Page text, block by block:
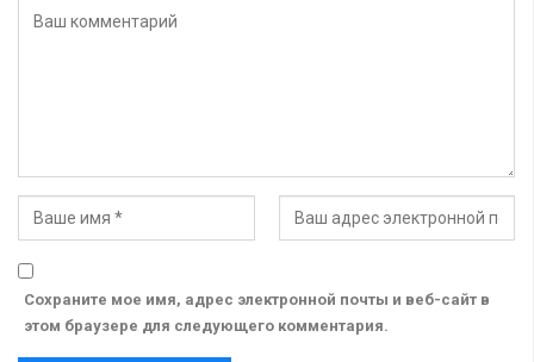
Сохраните мое имя, адрес электронной почты и веб-сайт в
этом браузере для следующего комментария.